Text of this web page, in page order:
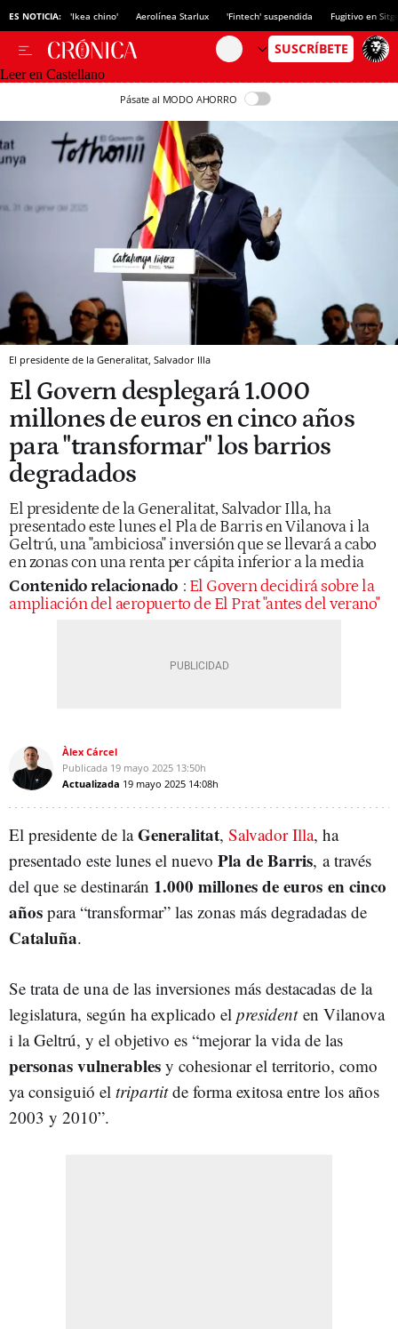
ES NOTICIA: 'Ikea chino' Aerolínea Starlux 'Fintech' suspendida Fugitivo en
Leer en Castellano
Pásate al MODO AHORRO
El presidente de la Generalitat, Salvador Illa
El Govern desplegará 1.000
millones de euros en cinco años
para "transformar" los barrios
degradados
El presidente de la Generalitat, Salvador Illa, ha
presentado este lunes el Pla de Barris en Vilanova i la
Geltrú, una "ambiciosa" inversión que se llevará a cabo
en zonas con una renta per cápita inferior a la media
Contenido relacionado : El Govern decidirá sobre la
ampliación del aeropuerto de El Prat "antes del verano"
Àlex Cárcel
Publicada 19 mayo 2025 13:50h
Actualizada 19 mayo 2025 14:08h
El presidente de laGeneralitat, Salvador Illa, ha
presentado este lunes el nuevo Pla de Barris, a través
del que se destinarán 1.000 millones de euros en cinco
años para “transformar” las zonas más degradadas de
Cataluña.
Se trata de una de las inversiones más destacadas de la
legislatura, según ha explicado el presidenten Vilanova
i la Geltrú, y el objetivo es “mejorar la vida de las
personas vulnerables y cohesionar el territorio, como
ya consiguió el tripartitde forma exitosa entre los años
2003 y 2010”.